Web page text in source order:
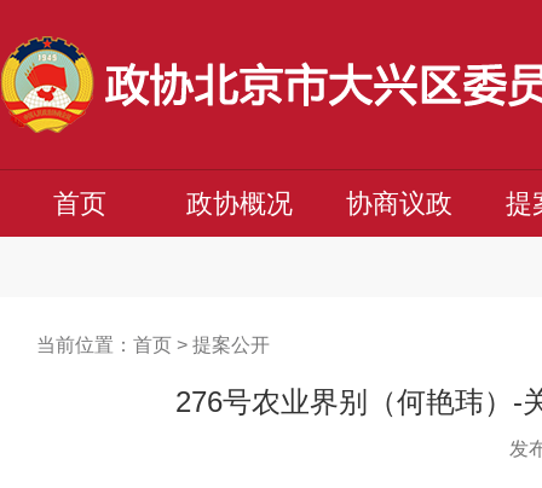
首页 政协概况 协商议政 提
当前位置： 首页 > 提案公开
276号农业界别（何艳玮）-
发